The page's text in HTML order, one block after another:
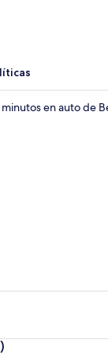
en auto de